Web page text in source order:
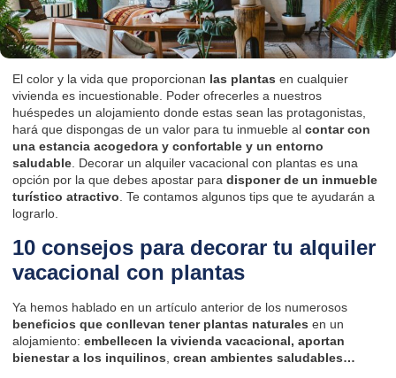
El color y la vida que proporcionan las plantas en cualquier
vivienda es incuestionable. Poder ofrecerles a nuestros
huéspedes un alojamiento donde estas sean las protagonistas,
hará que dispongas de un valor para tu inmueble al contar con
una estancia acogedora y confortable y un entorno
saludable. Decorar un alquiler vacacional con plantas es una
opción por la que debes apostar para disponer de un inmueble
turístico atractivo. Te contamos algunos tips que te ayudarán a
lograrlo.
10 consejos para decorar tu alquiler
vacacional con plantas
Ya hemos hablado en un artículo anterior de los numerosos
beneficios que conllevan tener plantas naturales en un
alojamiento: embellecen la vivienda vacacional, aportan
bienestar a los inquilinos crean ambientes saludables…